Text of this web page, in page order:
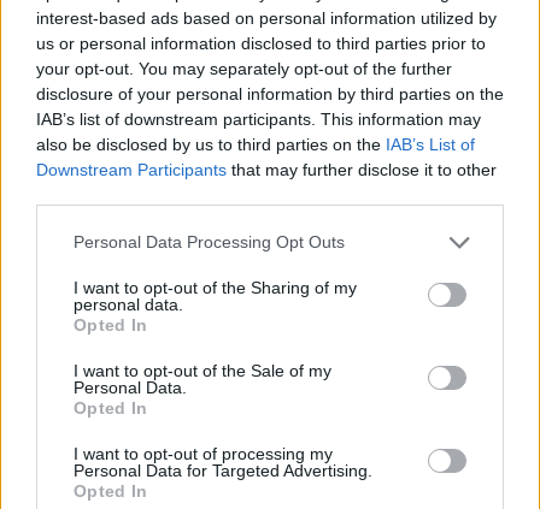
interest-based ads based on personal information utilized by
us or personal information disclosed to third parties prior to
your opt-out. You may separately opt-out of the further
disclosure of your personal information by third parties on the
IAB’s list of downstream participants. This information may
also be disclosed by us to third parties on the IAB’s List of
Downstream Participants that may further disclose it to other
Personal Data Processing Opt Outs
I want to opt-out of the Sharing of my
personal data.
Opted In
I want to opt-out of the Sale of my
Personal Data.
Opted In
I want to opt-out of processing my
Personal Data for Targeted Advertising.
Opted In